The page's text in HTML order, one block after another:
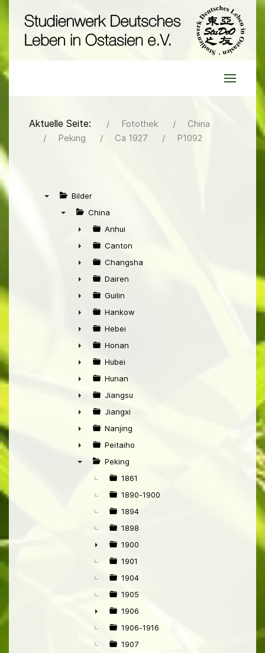
Aktuelle Seite: Fotothek
China
Peking
Ca 1927 P1092
Bilder
China
►
Anhui
►
Canton
►
Changsha
►
Dairen
►
Guilin
►
Hankow
►
Hebei
►
Honan
►
Hubei
►
Hunan
►
Jiangsu
►
Jiangxi
►
Nanjing
►
Peitaiho
Peking
1861
1890-1900
1894
1898
►
1900
1901
1904
1905
►
1906
1906-1916
1907